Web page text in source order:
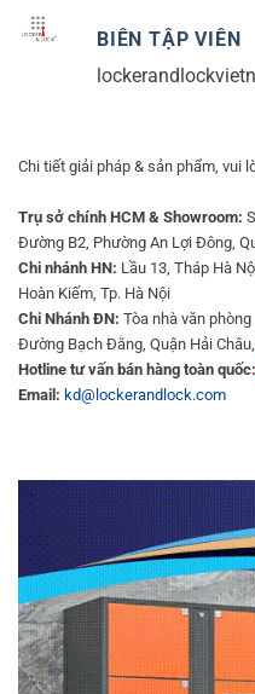
BIÊN TẬP VIÊN
Chi tiết giải pháp & sản phẩm, vui
Trụ sở chính HCM & Showroom:
Đường B2, Phường An Lợi Đông,
Chi nhánh HN: Lầu 13, Tháp Hà
Hoàn Kiếm, Tp. Hà Nội
Chi Nhánh ĐN: Tòa nhà văn
Đường Bạch Đằng, Quận Hải
Hotline tư vấn bán hàng toàn quốc:
Email: kd@lockerandlock.com